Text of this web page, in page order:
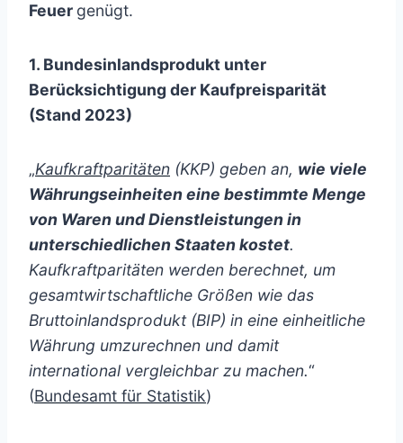
Feuer genügt.
1. Bundesinlandsprodukt unter
Berücksichtigung der Kaufpreisparität
(Stand 2023)
„Kaufkraftparitäten (KKP) geben an, wie viele
Währungseinheiten eine bestimmte Menge
von Waren und Dienstleistungen in
unterschiedlichen Staaten kostet.
Kaufkraftparitäten werden berechnet, um
gesamtwirtschaftliche Größen wie das
Bruttoinlandsprodukt (BIP) in eine einheitliche
Währung umzurechnen und damit
international vergleichbar zu machen.“
(Bundesamt für Statistik)